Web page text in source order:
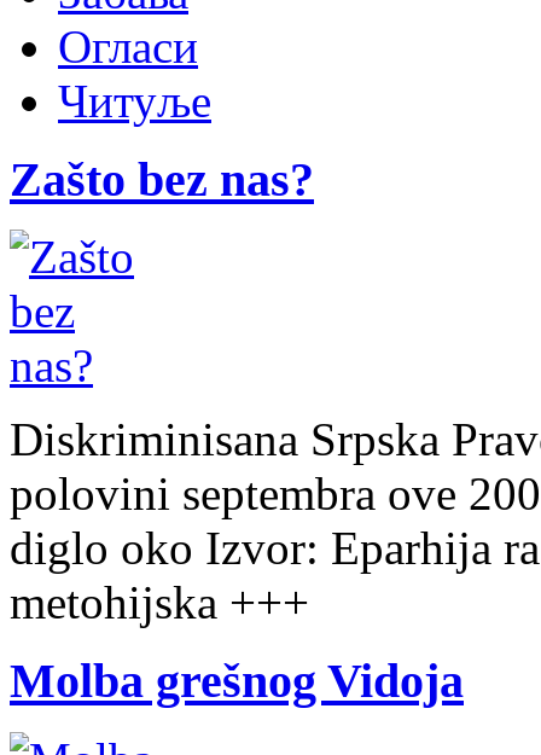
Огласи
Читуље
Zašto bez nas?
Diskriminisana Srpska
polovini septembra ove
diglo oko Izvor: Eparhija
metohijska +++
Molba grešnog Vidoja